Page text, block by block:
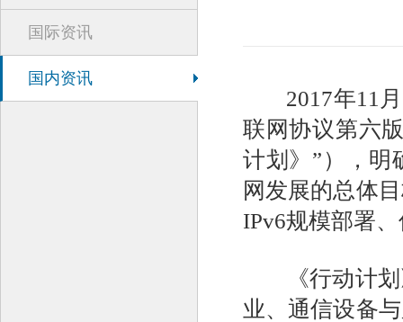
国际资讯
国内资讯
2017年11月
联网协议第六
计划》”），明
网发展的总体
IPv6规模部署
《行动计划
业、通信设备